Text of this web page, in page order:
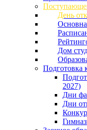
День
Дом
Подготовка
2027)
Дни
Дни